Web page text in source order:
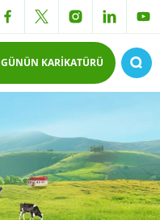
GÜNÜN KARİKATÜRÜ